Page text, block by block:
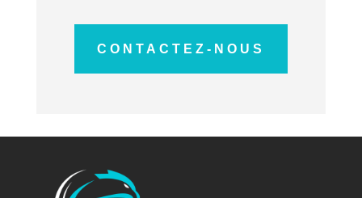
CONTACTEZ-NOUS